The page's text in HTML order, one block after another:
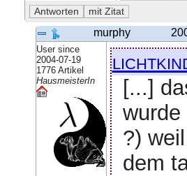
murphy
User since
2004-07-19
1776 Artikel
HausmeisterIn
[...]
?)
dem